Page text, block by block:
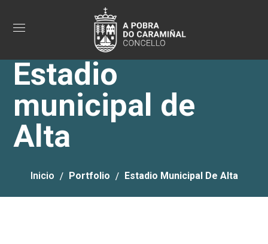
Estadio
municipal de
Alta
Inicio Portfolio Estadio Municipal De Alta